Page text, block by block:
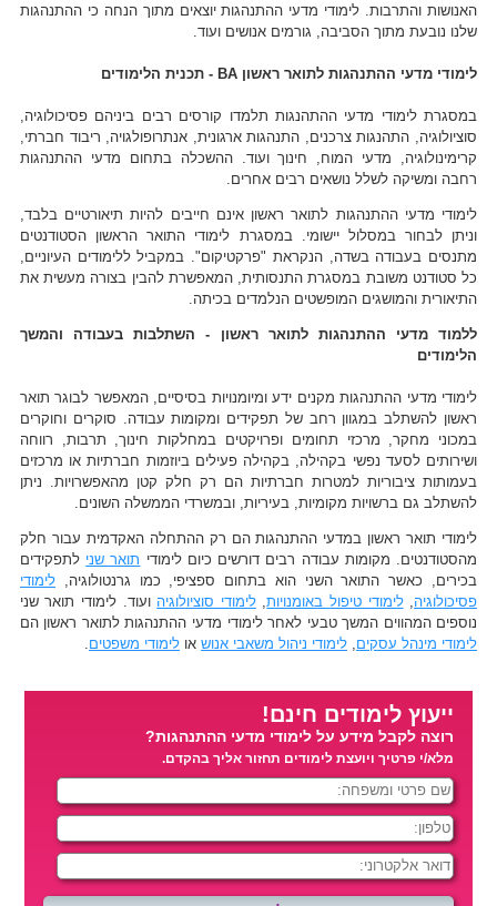
האנושות והתרבות. לימודי מדעי ההתנהגות יוצאים מתוך הנחה כי ההתנהגות
שלנו נובעת מתוך הסביבה, גורמים אנושים ועוד.
לימודי מדעי ההתנהגות לתואר ראשון BA - תכנית הלימודים
במסגרת לימודי מדעי ההתהנגות תלמדו קורסים רבים ביניהם פסיכולוגיה,
סוציולוגיה, התהנגות צרכנים, התנהגות ארגונית, אנתרופולגויה, ריבוד חברתי,
קרימינולוגיה, מדעי המוח, חינוך ועוד. ההשכלה בתחום מדעי ההתנהגות
רחבה ומשיקה לשלל נושאים רבים אחרים.
לימודי מדעי ההתנהגות לתואר ראשון אינם חייבים להיות תיאורטיים בלבד,
וניתן לבחור במסלול יישומי. במסגרת לימודי התואר הראשון הסטודנטים
מתנסים בעבודה בשדה, הנקראת "פרקטיקום". במקביל ללימודים העיוניים,
כל סטודנט משובת במסגרת התנסותית, המאפשרת להבין בצורה מעשית את
התיאורית והמושגים המופשטים הנלמדים בכיתה.
ללמוד מדעי ההתנהגות לתואר ראשון - השתלבות בעבודה והמשך
הלימודים
לימודי מדעי ההתנהגות מקנים ידע ומיומנויות בסיסיים, המאפשר לבוגר תואר
ראשון להשתלב במגוון רחב של תפקידים ומקומות עבודה. סוקרים וחוקרים
במכוני מחקר, מרכזי תחומים ופרויקטים במחלקות חינוך, תרבות, רווחה
ושירותים לסעד נפשי בקהילה, בקהילה פעילים ביוזמות חברתיות או מרכזים
בעמותות ציבוריות למטרות חברתיות הם רק חלק קטן מהאפשרויות. ניתן
להשתלב גם ברשויות מקומיות, בעיריות, ובמשרדי הממשלה השונים.
לימודי תואר ראשון במדעי ההתנהגות הם רק ההתחלה האקדמית עבור חלק
מהסטודנטים. מקומות עבודה רבים דורשים כיום לימודי תואר שני לתפקידים
בכירים, כאשר התואר השני הוא בתחום ספציפי, כמו גרנטולוגיה,לימודי
פסיכולוגיה ,לימודי טיפול באומנויות,לימודי סוציולוגיה ועוד. לימודי תואר שני
נוספים המהווים המשך טבעי לאחר לימודי מדעי ההתנהגות לתואר ראשון הם
לימודי מינהל עסקים לימודי ניהול משאבי אנושאו לימודי משפטים
ייעוץ לימודים חינם!
רוצה לקבל מידע על לימודי מדעי ההתנהגות?
מלא/י פרטיך ויועצת לימודים תחזור אליך בהקדם.